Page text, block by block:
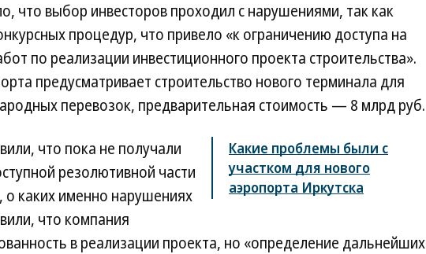
что выбор инвесторов проходил с нарушениями, так как
процедур, что привело «к ограничению доступа на
по реализации инвестиционного проекта строительства».
предусматривает строительство нового терминала для
перевозок, предварительная стоимость — 8 млрд руб.
Какие проблемы были с
участком для нового
аэропорта Иркутска
что пока не получали
резолютивной части
каких именно нарушениях
что компания
в реализации проекта, но «определение дальнейших